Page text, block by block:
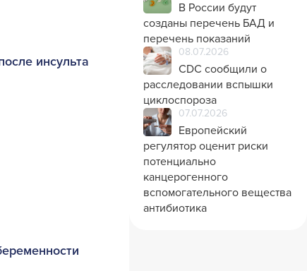
инсульта
В России будут
созданы перечень БАД и
перечень показаний
08.07.2026
CDC сообщили о
расследовании вспышки
циклоспороза
07.07.2026
Европейский
регулятор оценит риски
потенциально
канцерогенного
вспомогательного вещества
антибиотика